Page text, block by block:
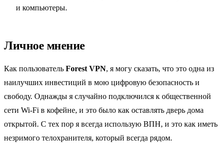
и компьютеры.
Личное мнение
Как пользователь Forest VPN, я могу сказать, что это одна из
наилучших инвестиций в мою цифровую безопасность и
свободу. Однажды я случайно подключился к общественной
сети Wi-Fi в кофейне, и это было как оставлять дверь дома
открытой. С тех пор я всегда использую ВПН, и это как иметь
незримого телохранителя, который всегда рядом.